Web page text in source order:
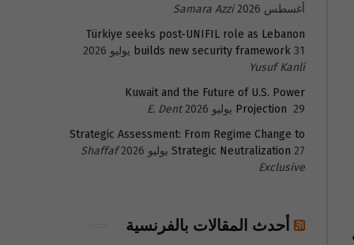
أغسطس 2026
Samara Azzi
Türkiye seeks post-UNIFIL role as Lebanon
builds new security framework 31 يوليو 2026
Yusuf Kanli
Kuwait and the Future of U.S. Power
Projection 29 يوليو 2026
E. Dent
Strategic Assessment: From Regime Change to
Strategic Neutralization 27 يوليو 2026
Shaffaf
Exclusive
أحدث المقالات بالفرنسية